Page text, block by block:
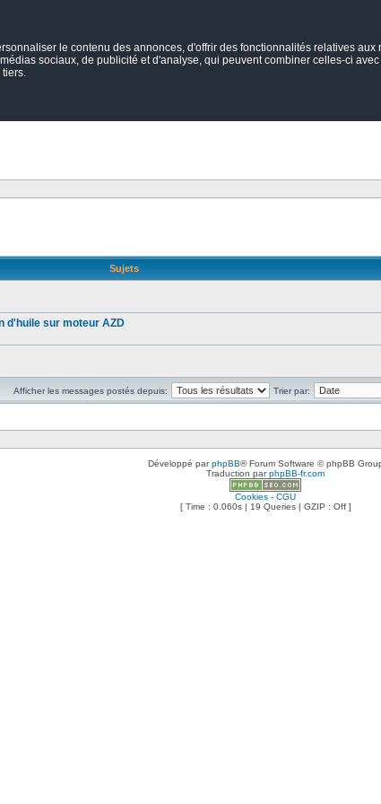
le contenu des annonces, d'offrir des fonctionnalités relatives
sociaux, de publicité et d'analyse, qui peuvent combiner celles-ci
Sujets
d'huile sur moteur AZD
Afficher les messages postés depuis:
Trier par:
Développé parphpBB® Forum Software © phpBB
Traduction parphpBB-fr.com
Cookies - CGU
[ Time : 0.060s | 19 Queries | GZIP : Off ]